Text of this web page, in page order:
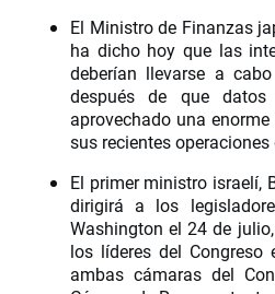
El Ministro de Finanzas
ha dicho hoy que las
deberían llevarse a
después de que
aprovechado una
sus recientes
El primer ministro israelí,
dirigirá a los
Washington el 24 de
los líderes del Congreso
ambas cámaras del